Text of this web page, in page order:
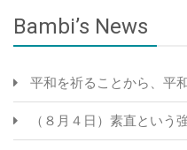
Bambi’s News
平和を祈ることから、平
（８月４日）素直という